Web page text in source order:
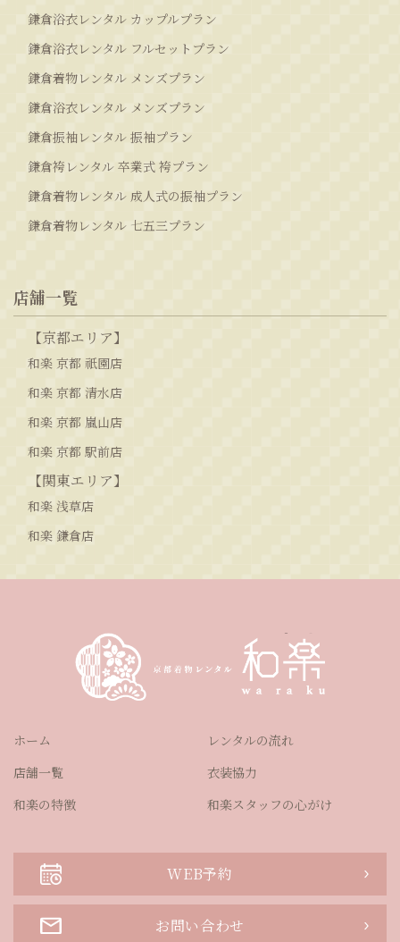
鎌倉浴衣レンタル カップルプラン
鎌倉浴衣レンタル フルセットプラン
鎌倉着物レンタル メンズプラン
鎌倉浴衣レンタル メンズプラン
鎌倉振袖レンタル 振袖プラン
鎌倉袴レンタル 卒業式 袴プラン
鎌倉着物レンタル 成人式の振袖プラン
鎌倉着物レンタル 七五三プラン
店舗一覧
【京都エリア】
和楽 京都 祇園店
和楽 京都 清水店
和楽 京都 嵐山店
和楽 京都 駅前店
【関東エリア】
和楽 浅草店
和楽 鎌倉店
ホーム
店舗一覧
和楽の特徴
レンタルの流れ
衣装協力
和楽スタッフの心がけ
WEB予約
お問い合わせ